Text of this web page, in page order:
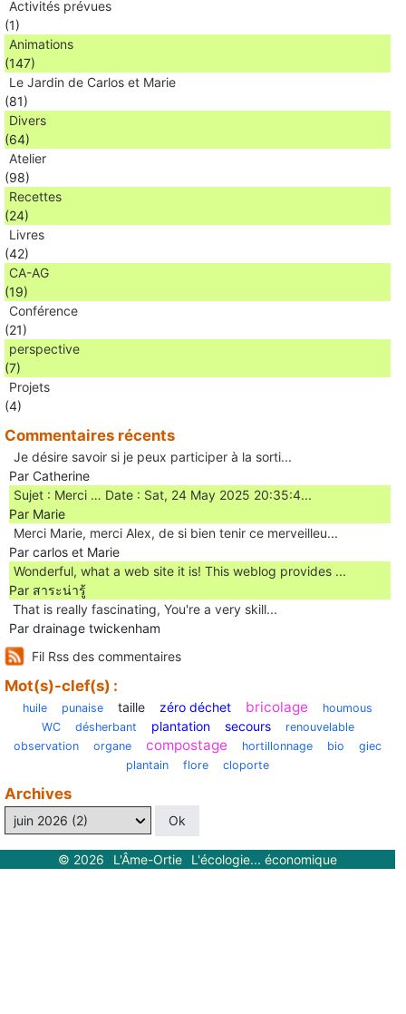
Activités prévues
(1)
Animations
(147)
Le Jardin de Carlos et Marie
(81)
Divers
(64)
Atelier
(98)
Recettes
(24)
Livres
(42)
CA-AG
(19)
Conférence
(21)
perspective
(7)
Projets
(4)
Commentaires récents
Je désire savoir si je peux participer à la sorti...
Par Catherine
Sujet : Merci … Date : Sat, 24 May 2025 20:35:4...
Par Marie
Merci Marie, merci Alex, de si bien tenir ce merveilleu...
Par carlos et Marie
Wonderful, what a web site it is! This weblog provides ...
Par สาระน่ารู้
Ꭲhat is really fascinating, You'rе a very skill...
Par drainage twickenham
Fil Rss des commentaires
Mot(s)-clef(s) :
huile punaise taille zéro déchet bricolage
houmous
WC
désherbant plantation secours
renouvelable
observation
organe compostage hortillonnage bio
giec
plantain
flore cloporte
Archives
© 2026 L'Âme-Ortie L'écologie... économique